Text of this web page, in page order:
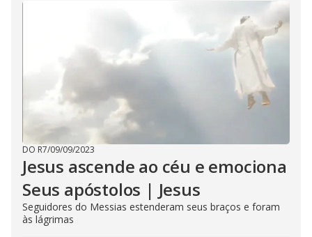
DO R7/09/09/2023
Jesus ascende ao céu e emociona
Seus apóstolos | Jesus
Seguidores do Messias estenderam seus braços e foram
às lágrimas